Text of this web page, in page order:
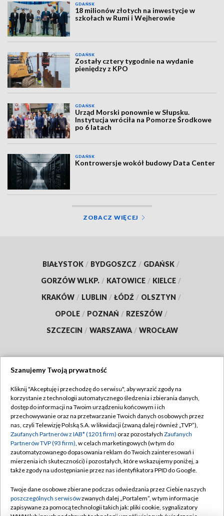
GDAŃSK
18 milionów złotych na inwestycje w
szkołach w Rumi i Wejherowie
GDAŃSK
Zostały cztery tygodnie na wydanie
pieniędzy z KPO
GDAŃSK
Urząd Morski ponownie w Słupsku.
Instytucja wróciła na Pomorze Środkowe
po 6 latach
GDAŃSK
Kontrowersje wokół budowy Data Center
ZOBACZ WIĘCEJ
BIAŁYSTOK / BYDGOSZCZ / GDAŃSK /
GORZÓW WLKP. / KATOWICE / KIELCE /
KRAKÓW / LUBLIN / ŁÓDŹ / OLSZTYN /
OPOLE / POZNAŃ / RZESZÓW /
SZCZECIN / WARSZAWA / WROCŁAW
TVP
Abonament TVP
Emisja w TVP
Centrum informacji TVP
Naziemna Telewizja Cyfrowa
Rada Programowa
System NOS
Regulamin TVP
Polityka prywatności
Moje zgody
Pomoc
Kontakt
Szanujemy Twoją prywatność
Kliknij "Akceptuję i przechodzę do serwisu", aby wyrazić zgody na
korzystanie z technologii automatycznego śledzenia i zbierania danych,
dostęp do informacji na Twoim urządzeniu końcowym i ich
przechowywanie oraz na przetwarzanie Twoich danych osobowych przez
nas, czyli Telewizję Polską S.A. w likwidacji (zwaną dalej również „TVP”),
Zaufanych Partnerów z IAB* (1201 firm) oraz pozostałych Zaufanych
Partnerów TVP (93 firm), w celach marketingowych (w tym do
zautomatyzowanego dopasowania reklam do Twoich zainteresowań i
mierzenia ich skuteczności) i pozostałych, które wskazujemy poniżej, a
także zgody na udostępnianie przez nas identyfikatora PPID do Google.
Twoje dane osobowe zbierane podczas odwiedzania przez Ciebie naszych
poszczególnych serwisówzwanych dalej „Portalem”, w tym informacje
zapisywane za pomocą technologii takich jak: pliki cookie, sygnalizatory